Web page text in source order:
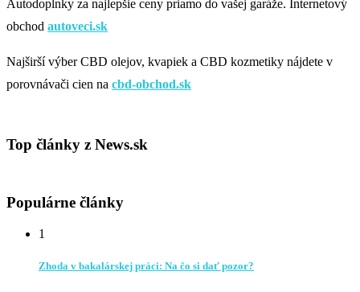
Autodoplnky za najlepšie ceny priamo do vašej garáže. Internetový
obchod autoveci.sk
Najširší výber CBD olejov, kvapiek a CBD kozmetiky nájdete v
porovnávači cien na cbd-obchod.sk
Top články z News.sk
Populárne články
1
Zhoda v bakalárskej práci: Na čo si dať pozor?